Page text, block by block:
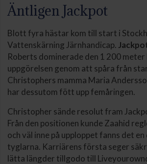
Äntligen Jackpot
Blott fyra hästar kom till start i
Vattenskärning Järnhandicap.
Roberts dominerade den 1 200 meter
uppgörelsen genom att spåra från
Christophers mamma Maria
har dessutom fött upp femåringen.
Christopher sände resolut fram
Från den positionen kunde Zaahid
och väl inne på upploppet fanns det
tyglarna. Karriärens första seger
lätta längder tillgodo till